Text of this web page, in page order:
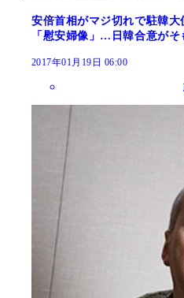
安倍首相がマジ切れで駐韓
「慰安婦像」…日韓合意がそ
2017年01月19日 06:00